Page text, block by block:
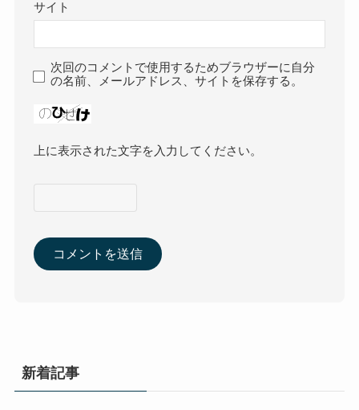
サイト
次回のコメントで使用するためブラウザーに自分
の名前、メールアドレス、サイトを保存する。
上に表示された文字を入力してください。
新着記事